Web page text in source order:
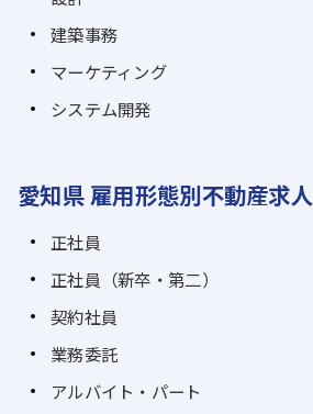
建築事務
マーケティング
システム開発
愛知県 雇用形態別不動産求人
正社員
正社員（新卒・第二）
契約社員
業務委託
アルバイト・パート